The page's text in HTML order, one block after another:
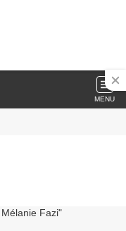
MENU